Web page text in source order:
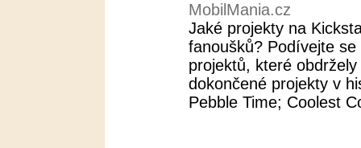
MobilMania.cz
Jaké projekty na
fanoušků? Podívejte
projektů, které
dokončené projekty v
Pebble Time; Coolest